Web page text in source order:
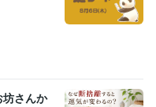
取得年 : 2007年
Word:3年STORES:1年
行:1年ChatGPT:1年
さんか